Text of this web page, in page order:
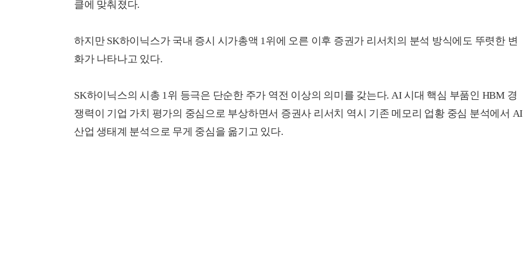
클에 맞춰졌다.
하지만 SK하이닉스가 국내 증시 시가총액 1위에 오른 이후 증권가 리서치의 분석 방식에도 뚜렷한 변
화가 나타나고 있다.
SK하이닉스의 시총 1위 등극은 단순한 주가 역전 이상의 의미를 갖는다. AI 시대 핵심 부품인 HBM 경
쟁력이 기업 가치 평가의 중심으로 부상하면서 증권사 리서치 역시 기존 메모리 업황 중심 분석에서 AI
산업 생태계 분석으로 무게 중심을 옮기고 있다.